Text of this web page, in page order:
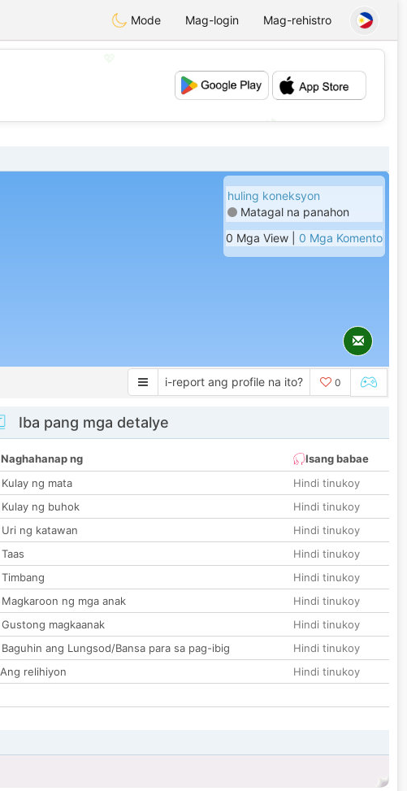
Mode Mag-login Mag-rehistro
huling koneksyon
Matagal na panahon
0 Mga View | 0 Mga Komento
i-report ang profile na ito? 0
Iba pang mga detalye
Naghahanap ng
Isang babae
Kulay ng mata
Hindi tinukoy
Kulay ng buhok
Hindi tinukoy
Uri ng katawan
Hindi tinukoy
Taas
Hindi tinukoy
Timbang
Hindi tinukoy
Magkaroon ng mga anak
Hindi tinukoy
Gustong magkaanak
Hindi tinukoy
Baguhin ang Lungsod/Bansa para sa pag-ibig
Hindi tinukoy
Ang relihiyon
Hindi tinukoy